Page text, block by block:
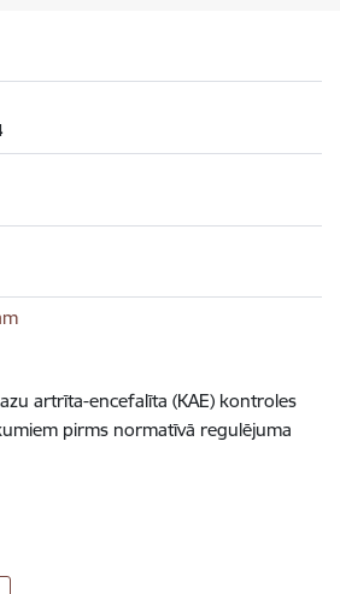
artrīta-encefalīta (KAE) kontroles
pirms normatīvā regulējuma